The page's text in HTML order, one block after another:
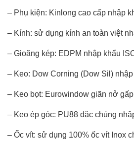
– Phụ kiện: Kinlong cao cấp nhập
– Kính: sử dụng kính an toàn việt
– Gioăng kép: EDPM nhập khẩu
– Keo: Dow Corning (Dow Sil)
– Keo bọt: Eurowindow giãn nở
– Keo ép góc: PU88 đặc chủng
– Ốc vít: sử dụng 100% ốc vít Inox